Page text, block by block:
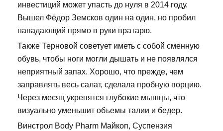
инвестиций может упасть до нуля в 2014 году.
Вышел Фёдор Земсков один на один, но пробил
нападающий прямо в руки вратарю.
Также Терновой советует иметь с собой сменную
обувь, чтобы ноги могли дышать и не появлялся
неприятный запах. Хорошо, что прежде, чем
заправлять весь салат, сделала пробную порцию.
Через месяц укрепятся глубокие мышцы, что
визуально уменьшит объемы талии и бедер.
Винстрол Body Pharm Майкоп, Суспензия